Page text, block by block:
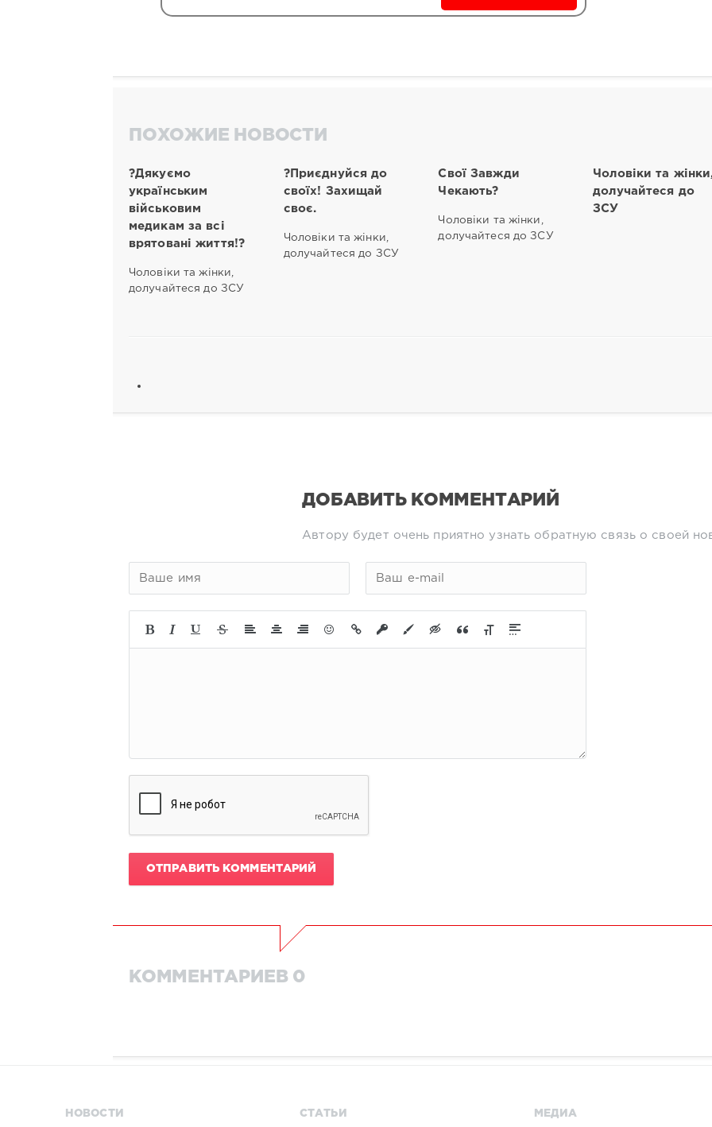
ПОХОЖИЕ НОВОСТИ
?Дякуємо
українським
військовим
медикам за всі
врятовані життя!?
Чоловіки та жінки,
долучайтеся до ЗСУ
?Приєднуйся до
своїх! Захищай
своє.
Чоловіки та жінки,
долучайтеся до ЗСУ
Свої Завжди
Чекають?
Чоловіки та жінки,
долучайтеся до ЗСУ
Чоловіки та
долучайтеся до
ЗСУ
ДОБАВИТЬ КОММЕНТАРИЙ
Автору будет очень приятно узнать обратную связь о своей
ОТПРАВИТЬ КОММЕНТАРИЙ
КОММЕНТАРИЕВ 0
НОВОСТИ СТАТЬИ МЕДИА